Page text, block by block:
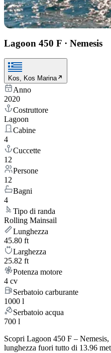
Lagoon 450 F · Nemesis
Kos, Kos Marina
Anno
2020
Costruttore
Lagoon
Cabine
4
Cuccette
12
Persone
12
Bagni
4
Tipo di randa
Rolling Mainsail
Lunghezza
45.80 ft
Larghezza
25.82 ft
Potenza motore
4 cv
Serbatoio carburante
1000 l
Serbatoio acqua
700 l
Scopri Lagoon 450 F –
lunghezza fuori tutto di 13.96